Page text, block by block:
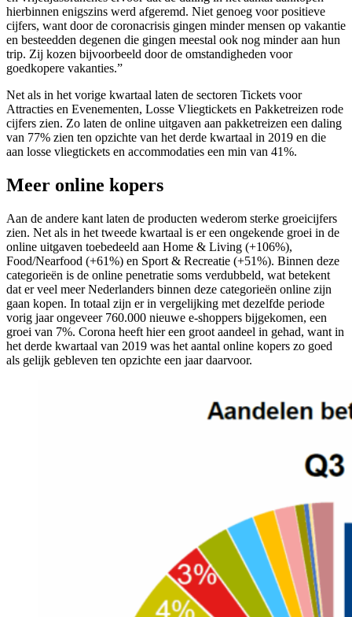
hierbinnen enigszins werd afgeremd. Niet genoeg voor positieve
cijfers, want door de coronacrisis gingen minder mensen op vakantie
en besteedden degenen die gingen meestal ook nog minder aan hun
trip. Zij kozen bijvoorbeeld door de omstandigheden voor
goedkopere vakanties.”
Net als in het vorige kwartaal laten de sectoren Tickets voor
Attracties en Evenementen, Losse Vliegtickets en Pakketreizen rode
cijfers zien. Zo laten de online uitgaven aan pakketreizen een daling
van 77% zien ten opzichte van het derde kwartaal in 2019 en die
aan losse vliegtickets en accommodaties een min van 41%.
Meer online kopers
Aan de andere kant laten de producten wederom sterke groeicijfers
zien. Net als in het tweede kwartaal is er een ongekende groei in de
online uitgaven toebedeeld aan Home & Living (+106%),
Food/Nearfood (+61%) en Sport & Recreatie (+51%). Binnen deze
categorieën is de online penetratie soms verdubbeld, wat betekent
dat er veel meer Nederlanders binnen deze categorieën online zijn
gaan kopen. In totaal zijn er in vergelijking met dezelfde periode
vorig jaar ongeveer 760.000 nieuwe e-shoppers bijgekomen, een
groei van 7%. Corona heeft hier een groot aandeel in gehad, want in
het derde kwartaal van 2019 was het aantal online kopers zo goed
als gelijk gebleven ten opzichte een jaar daarvoor.